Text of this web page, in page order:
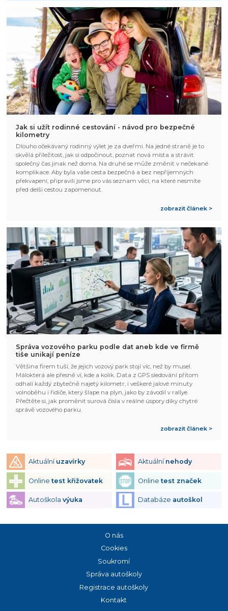
Jak si užít rodinné cestování - návod pro bezpečné
kilometry
Dlouho očekávaný rodinný výlet je za dveřmi. Na jedné straně je to
skvělá příležitost, jak si odpočinout, poznat nová místa a strávit
společný čas jinak než doma. Na druhé se může změnit v nečekané
komplikace. Aby byla vaše cesta bezpečná a bez nepříjemných
překvapení, připravili jsme pro vás seznam věcí, na které nesmíte
před delší cestou zapomenout.
zobrazit článek >
Správa vozového parku podle dat aneb kde ve firmě
tiše unikají peníze
Většina firem tuší, že jejich vozový park stojí víc, než by musel.
Málokterá ale přesně ví, kde a kolik. Data z GPS sledování přitom
odhalí každý zbytečně najetý kilometr, i veškeré jalové minuty
volnoběhu i řidiče, který šlape na plyn, jako by závodil v rallye.
Přečtěte si, jak proměnit surová čísla v reálné úspory díky chytré
správě vozového parku.
zobrazit článek >
Aktuální uzavírky Aktuální nehody
Onlinetest křižovatek Onlinetest značek
Autoškola výuka Databáze autoškol
O nás
Cookies
Soukromí
Správa autoškoly
Registrace autoškoly
Kontakt